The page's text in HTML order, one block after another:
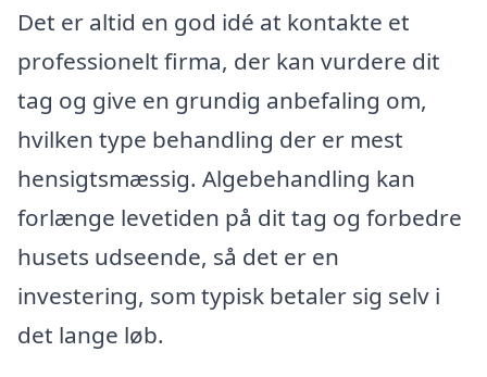
Det er altid en god idé at kontakte et
professionelt firma, der kan vurdere dit
tag og give en grundig anbefaling om,
hvilken type behandling der er mest
hensigtsmæssig. Algebehandling kan
forlænge levetiden på dit tag og forbedre
husets udseende, så det er en
investering, som typisk betaler sig selv i
det lange løb.